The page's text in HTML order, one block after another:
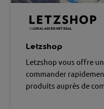
Letzshop
Letzshop vous offre
commander
produits auprès de